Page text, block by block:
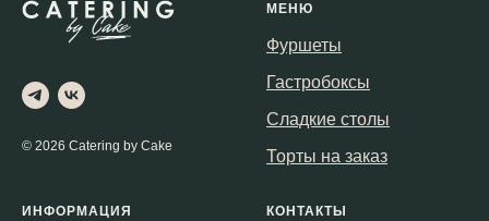
© 2026 Catering by Cake
МЕНЮ
Фуршеты
Гастробоксы
Сладкие столы
Торты на заказ
ИНФОРМАЦИЯ КОНТАКТЫ